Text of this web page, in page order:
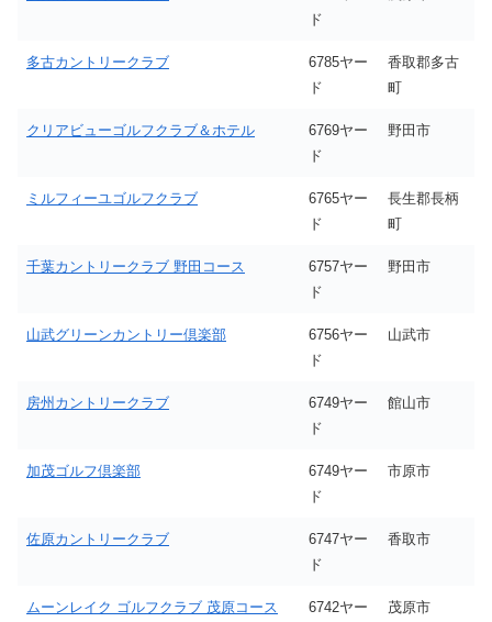
ド
多古カントリークラブ
6785ヤー
ド
香取郡多古
町
クリアビューゴルフクラブ＆ホテル
6769ヤー
ド
野田市
ミルフィーユゴルフクラブ
6765ヤー
ド
長生郡長柄
町
千葉カントリークラブ 野田コース
6757ヤー
ド
野田市
山武グリーンカントリー倶楽部
6756ヤー
ド
山武市
房州カントリークラブ
6749ヤー
ド
館山市
加茂ゴルフ倶楽部
6749ヤー
ド
市原市
佐原カントリークラブ
6747ヤー
ド
香取市
ムーンレイク ゴルフクラブ 茂原コース
6742ヤー
茂原市